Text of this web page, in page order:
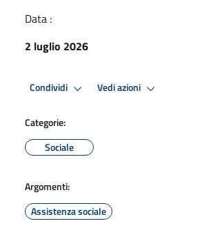
Data :
2 luglio 2026
Condividi Vedi azioni
Categorie:
Sociale
Argomenti:
Assistenza sociale